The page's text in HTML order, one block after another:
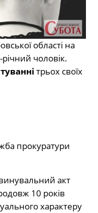
області на
чоловік.
трьох своїх
прокуратури
акт
10 років
характеру